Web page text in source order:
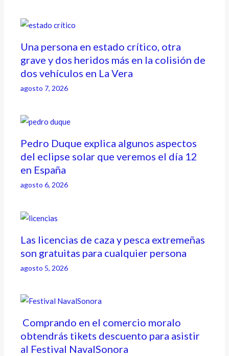
Una persona en estado crítico, otra
grave y dos heridos más en la colisión de
dos vehículos en La Vera
agosto 7, 2026
Pedro Duque explica algunos aspectos
del eclipse solar que veremos el día 12
en España
agosto 6, 2026
Las licencias de caza y pesca extremeñas
son gratuitas para cualquier persona
agosto 5, 2026
Comprando en el comercio moralo
obtendrás tikets descuento para asistir
al Festival NavalSonora